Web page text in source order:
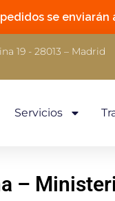
se
19 - 28013 – Madrid
Servicios
–